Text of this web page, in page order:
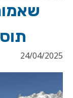
24/04/2025